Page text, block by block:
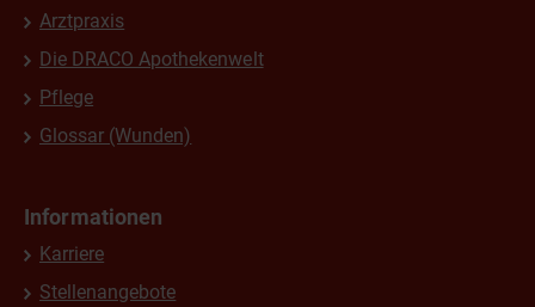
Arztpraxis
Die DRACO Apothekenwelt
Pflege
Glossar (Wunden)
Informationen
Karriere
Stellenangebote